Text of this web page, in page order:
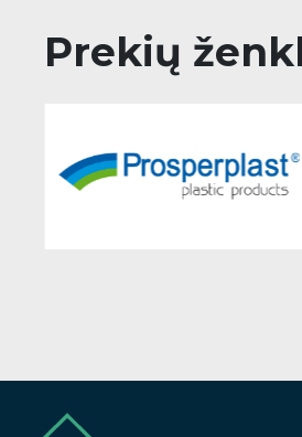
Prekių